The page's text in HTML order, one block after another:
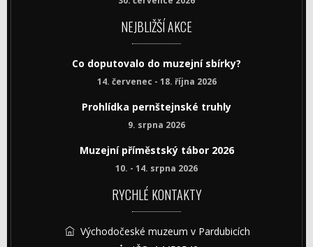
NEJBLIŽŠÍ AKCE
Co doputovalo do muzejní sbírky?
14. červenec - 18. října 2026
Prohlídka pernštejnské truhly
9. srpna 2026
Muzejní příměstský tábor 2026
10. - 14. srpna 2026
RYCHLÉ KONTAKTY
Východočeské muzeum v Pardubicích